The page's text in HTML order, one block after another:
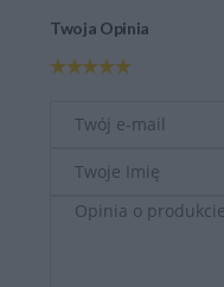
Twoja Opinia